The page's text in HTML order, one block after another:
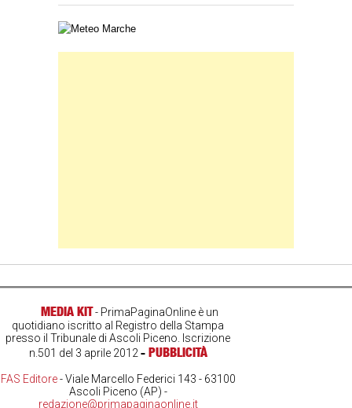
Carta meteorologica delle Marche
MEDIA KIT- PrimaPaginaOnline è un
quotidiano iscritto al Registro della Stampa
presso il Tribunale di Ascoli Piceno. Iscrizione
n.501 del 3 aprile 2012 - PUBBLICITÀ
FAS Editore- Viale Marcello Federici 143 - 63100
Ascoli Piceno (AP) -
redazione@primapaginaonline.it